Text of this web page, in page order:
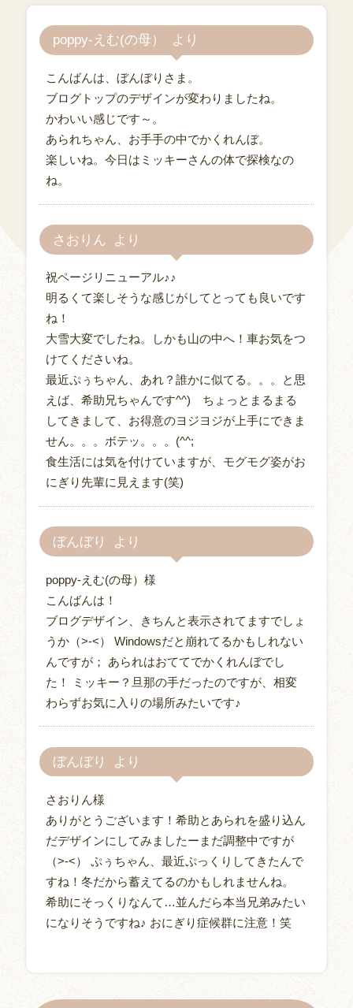
poppy-えむ(の母）
こんばんは、ぼんぼりさま。
ブログトップのデザインが変わりましたね。
かわいい感じです～。
あられちゃん、お手手の中でかくれんぼ。
楽しいね。今日はミッキーさんの体で探検なの
ね。
さおりん
祝ページリニューアル♪♪
明るくて楽しそうな感じがしてとっても良いです
ね！
大雪大変でしたね。しかも山の中へ！車お気をつ
けてくださいね。
最近ぷぅちゃん、あれ？誰かに似てる。。。と思
えば、希助兄ちゃんです^^) ちょっとまるまる
してきまして、お得意のヨジヨジが上手にできま
せん。。。ボテッ。。。(^^;
食生活には気を付けていますが、モグモグ姿がお
にぎり先輩に見えます(笑)
ぼんぼり
poppy-えむ(の母）様
こんばんは！
ブログデザイン、きちんと表示されてますでしょ
うか（>-<） Windowsだと崩れてるかもしれない
んですが； あられはおててでかくれんぼでし
た！ ミッキー？旦那の手だったのですが、相変
わらずお気に入りの場所みたいです♪
ぼんぼり
さおりん様
ありがとうございます！希助とあられを盛り込ん
だデザインにしてみましたーまだ調整中ですが
（>-<） ぷぅちゃん、最近ぷっくりしてきたんで
すね！冬だから蓄えてるのかもしれませんね。
希助にそっくりなんて…並んだら本当兄弟みたい
になりそうですね♪ おにぎり症候群に注意！笑